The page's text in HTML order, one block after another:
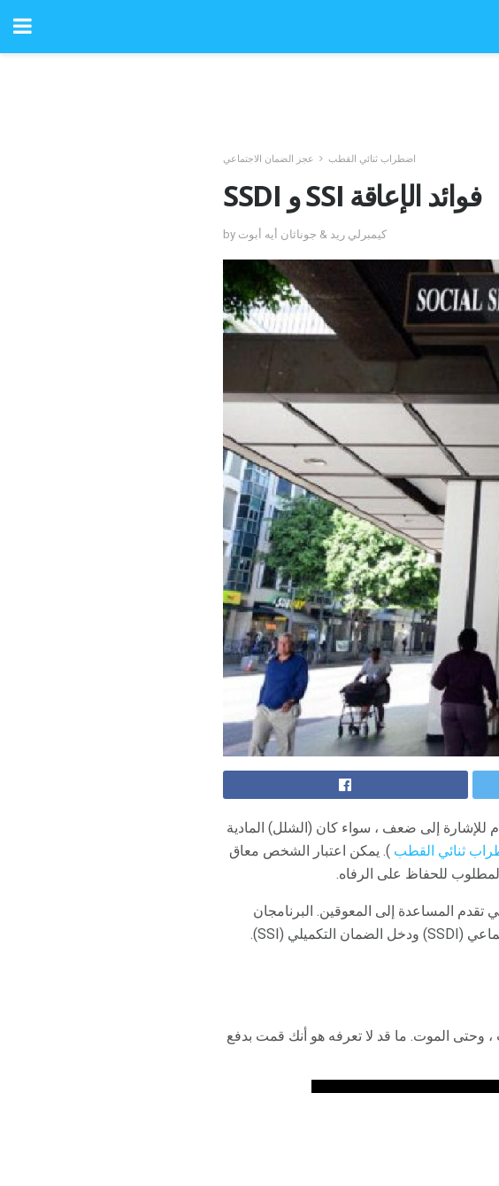
اضطراب ثنائي القطب عجز الضمان الاجتماعي
SSDI و SSI فوائد الإعاقة
by كيمبرلي ريد & جوناثان أيه أبوت
للإشارة إلى ضعف ، سواء كان (الشلل) المادية
ثنائي القطب ). يمكن اعتبار الشخص معاق
للحفاظ على الرفاه.
تقدم المساعدة إلى المعوقين. البرنامجان
الأكثر شيوعًا الذي يندرج تحت مظلة الإعاقة هما التأمين ضد العجز في الضمان الاجتماعي (SSDI) ودخل الضمان التكميلي (SSI).
، وحتى الموت. ما قد لا تعرفه هو أنك قمت بدفع